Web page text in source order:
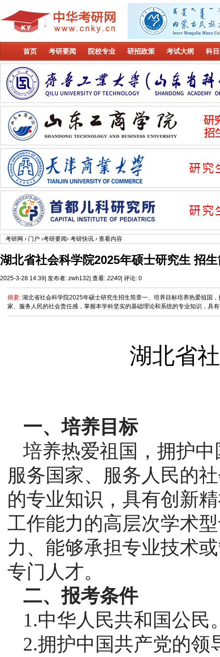
首页 考研要闻 院校专业 研招政策 考试大纲 科
考研网 › 门户 ›考研要闻› 考研快讯 › 查看内容
湖北省社会科学院2025年硕士研究生 招
2025-3-28 14:39 发布者: zwh132 查看: 2240 评论: 0
摘要: 湖北省社会科学院2025年硕士研究生招生简章一、培养目标培养热爱祖国
家、服务人民的社会责任感，掌握本学科坚实的基础理论和系统的专业知识，具
湖北省
一、培养目标
培养热爱祖国，拥护
服务国家、服务人民的
的专业知识，具有创新
工作能力的高层次学术
力、能够承担专业技术
专门人才。
二、报考条件
1.中华人民共和国公民
2.拥护中国共产党的领